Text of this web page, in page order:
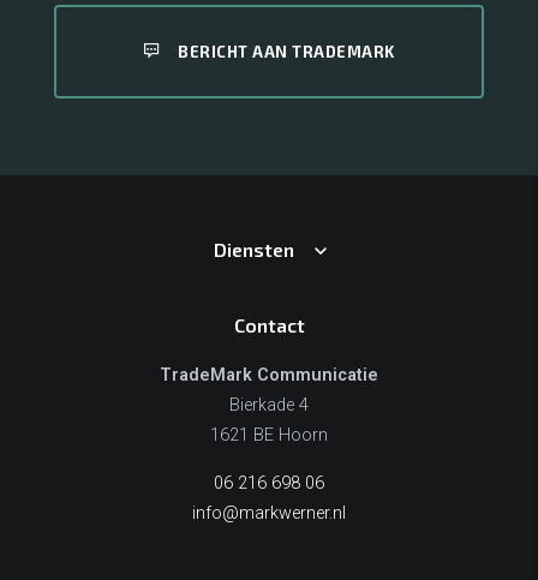
BERICHT AAN TRADEMARK
Diensten
Contact
TradeMark Communicatie
Bierkade 4
1621 BE Hoorn
06 216 698 06
info@markwerner.nl